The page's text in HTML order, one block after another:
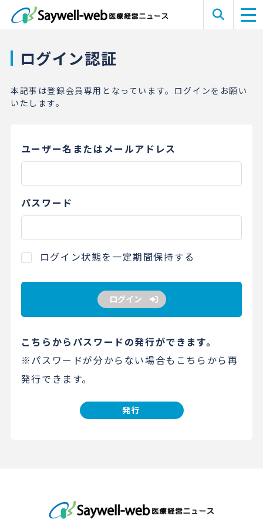
ログイン認証
本記事は登録会員専用となっています。ログインをお願い
いたします。
ユーザー名またはメールアドレス
パスワード
ログイン状態を一定期間保持する
ログイン
こちらからパスワードの発行ができます。
※パスワードが分からない場合もこちらから再
発行できます。
発行